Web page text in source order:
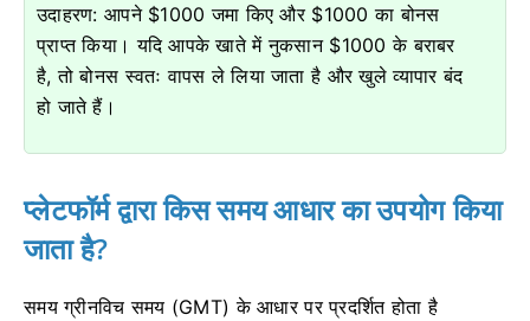
उदाहरण: आपने $1000 जमा किए और $1000 का बोनस
प्राप्त किया।यदि आपके खाते में नुकसान $1000 के बराबर
है, तो बोनस स्वतः वापस ले लिया जाता है और खुले व्यापार बंद
हो जाते हैं।
प्लेटफॉर्म द्वारा किस समय आधार का उपयोग किया
जाता है?
समय ग्रीनविच समय (GMT) के आधार पर प्रदर्शित होता है